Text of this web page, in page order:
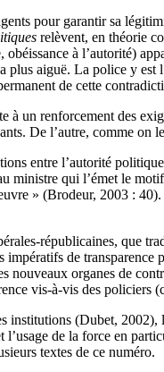
pour garantir sa
relèvent, en théorie
à l’autorité)
aiguë. La police y
de cette
un renforcement des
De l’autre, comme on
entre l’autorité
qui l’émet le
» (Brodeur, 2003 :
républicaines, que
de
nouveaux organes de
vis-à-vis des
(Dubet,
de la force en
textes de ce numéro.